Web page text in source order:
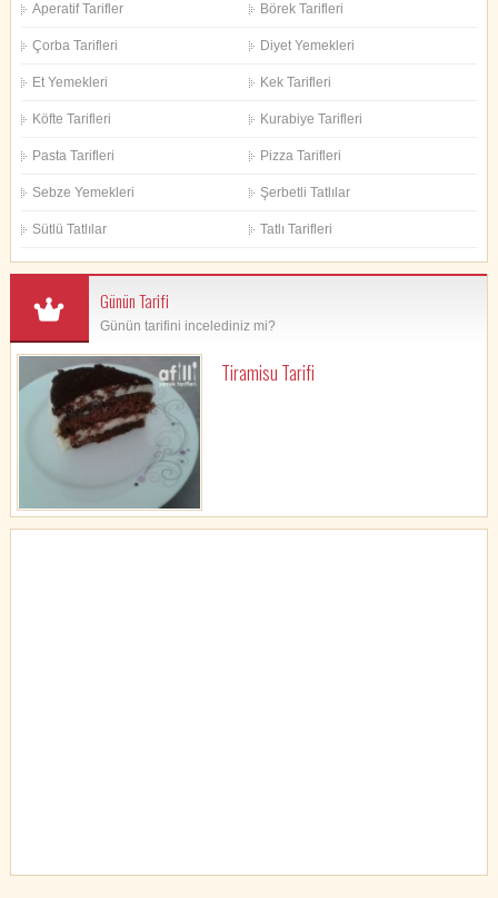
Aperatif Tarifler Börek Tarifleri
Çorba Tarifleri Diyet Yemekleri
Et Yemekleri Kek Tarifleri
Köfte Tarifleri Kurabiye Tarifleri
Pasta Tarifleri Pizza Tarifleri
Sebze Yemekleri Şerbetli Tatlılar
Sütlü Tatlılar Tatlı Tarifleri
Günün Tarifi
Günün tarifini incelediniz mi?
Tiramisu Tarifi